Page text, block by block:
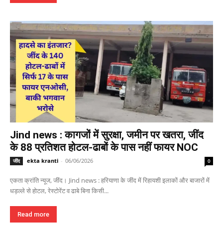
Jind news : कागजों में सुरक्षा, जमीन पर खतरा, जींद
के 88 प्रतिशत होटल-ढाबों के पास नहीं फायर NOC
जींद ekta kranti - 06/06/2026 0
एकता क्रांति न्यूज, जींद। Jind news : हरियाणा के जींद में रिहायशी इलाकों और बाजारों में
धड़ल्ले से होटल, रेस्टोरेंट व ढाबे बिना किसी...
Read more